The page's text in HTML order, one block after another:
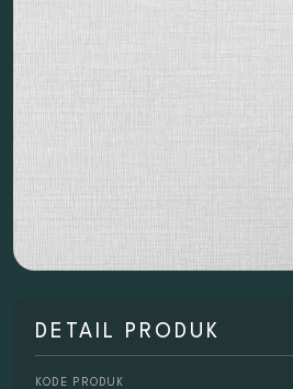
DETAIL PRODUK
KODE PRODUK